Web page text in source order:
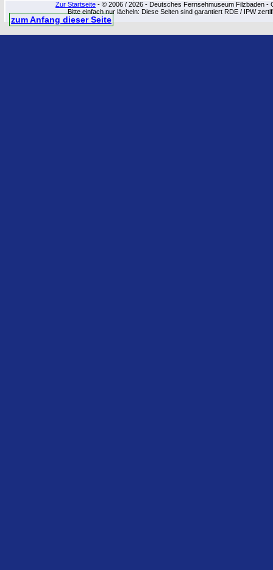
Zur Startseite - © 2006 / 2026 - Deutsches Fernsehmuseum Filzbaden -
Bitte einfach nur lächeln: Diese Seiten sind garantiert RDE / IPW
zum Anfang dieser Seite